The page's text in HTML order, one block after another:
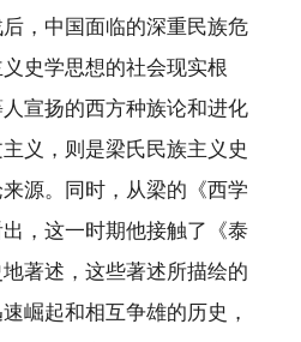
，中国面临的深重民族危
史学思想的社会现实根
宣扬的西方种族论和进化
义，则是梁氏民族主义史
源。同时，从梁的《西学
，这一时期他接触了《泰
著述，这些著述所描绘的
崛起和相互争雄的历史，